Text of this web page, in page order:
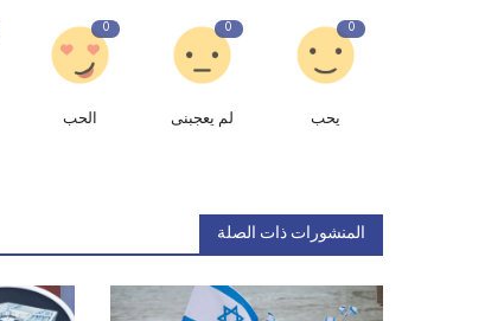
0
يحب
0
لم يعجبنى
0
الحب
المنشورات ذات الصلة